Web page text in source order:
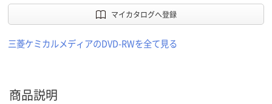
マイカタログへ登録
三菱ケミカルメディアのDVD-RWを全て見る
商品説明